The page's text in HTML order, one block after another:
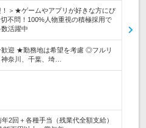
！＞★ゲームやアプリが好きな方にぴ
不問！100%人物重視の積極採用で
活躍中
迎 ★勤務地は希望を考慮 ◎フルリ
奈川、千葉、埼…
2回＋各種手当（残業代全額支給）